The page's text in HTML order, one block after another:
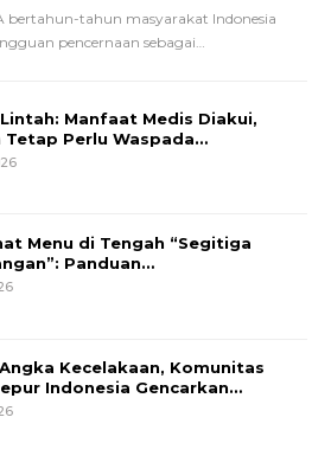
bertahun-tahun masyarakat Indonesia
pencernaan sebagai
Manfaat Medis Diakui,
Tetap Perlu Waspada…
Menu di Tengah “Segitiga
Panduan…
Kecelakaan, Komunitas
Indonesia Gencarkan…